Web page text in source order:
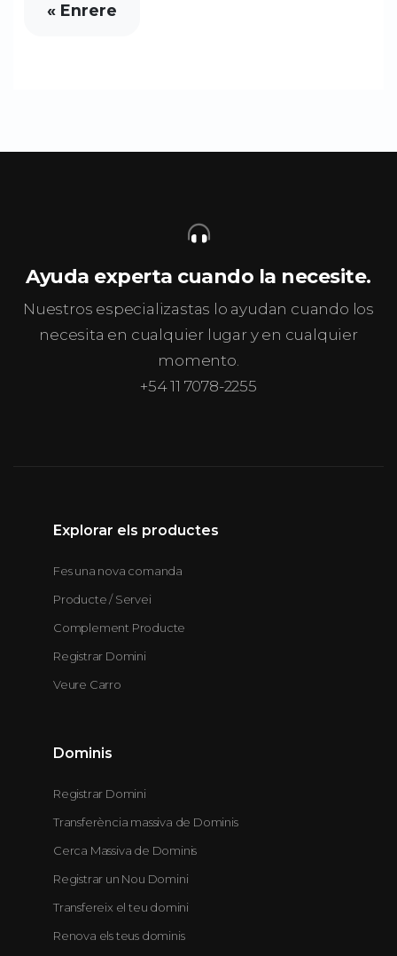
« Enrere
Ayuda experta cuando la necesite.
Nuestros especializastas lo ayudan cuando los
necesita en cualquier lugar y en cualquier
momento.
+54 11 7078-2255
Explorar els productes
Fes una nova comanda
Producte / Servei
Complement Producte
Registrar Domini
Veure Carro
Dominis
Registrar Domini
Transferència massiva de Dominis
Cerca Massiva de Dominis
Registrar un Nou Domini
Transfereix el teu domini
Renova els teus dominis